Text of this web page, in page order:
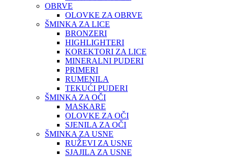
OBRVE
OLOVKE ZA OBRVE
ŠMINKA ZA LICE
BRONZERI
HIGHLIGHTERI
KOREKTORI ZA LICE
MINERALNI PUDERI
PRIMERI
RUMENILA
TEKUĆI PUDERI
ŠMINKA ZA OČI
MASKARE
OLOVKE ZA OČI
SJENILA ZA OČI
ŠMINKA ZA USNE
RUŽEVI ZA USNE
SJAJILA ZA USNE